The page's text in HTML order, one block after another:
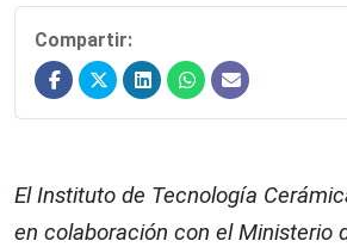
Compartir:
El Instituto de Tecnología
en colaboración con el Ministerio